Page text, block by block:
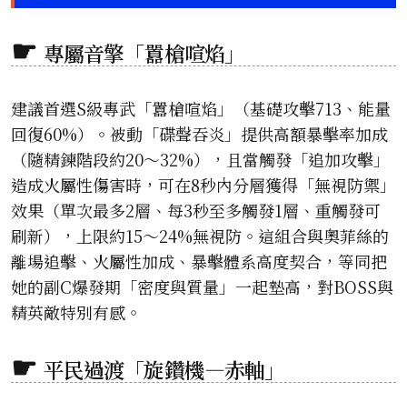
專屬音擎「囂槍喧焰」
建議首選S級專武「囂槍喧焰」（基礎攻擊713、能量
回復60%）。被動「碟聲吞炎」提供高額暴擊率加成
（隨精鍊階段約20～32%），且當觸發「追加攻擊」
造成火屬性傷害時，可在8秒內分層獲得「無視防禦」
效果（單次最多2層、每3秒至多觸發1層、重觸發可
刷新），上限約15～24%無視防。這組合與奧菲絲的
離場追擊、火屬性加成、暴擊體系高度契合，等同把
她的副C爆發期「密度與質量」一起墊高，對BOSS與
精英敵特別有感。
平民過渡「旋鑽機—赤軸」